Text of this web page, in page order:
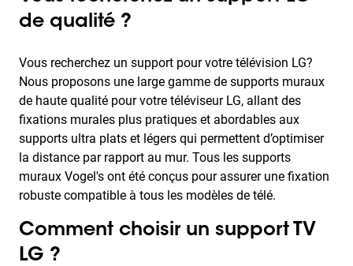
de qualité ?
Vous recherchez un support pour votre télévision LG?
Nous proposons une large gamme de supports muraux
de haute qualité pour votre téléviseur LG, allant des
fixations murales plus pratiques et abordables aux
supports ultra plats et légers qui permettent d’optimiser
la distance par rapport au mur. Tous les supports
muraux Vogel's ont été conçus pour assurer une fixation
robuste compatible à tous les modèles de télé.
Comment choisir un support TV
LG ?